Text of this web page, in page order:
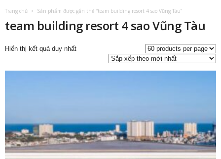
Trang chủ Sản phẩm được gắn thẻ “team building resort 4 sao Vũng Tàu”
team building resort 4 sao Vũng Tàu
Hiển thị kết quả duy nhất